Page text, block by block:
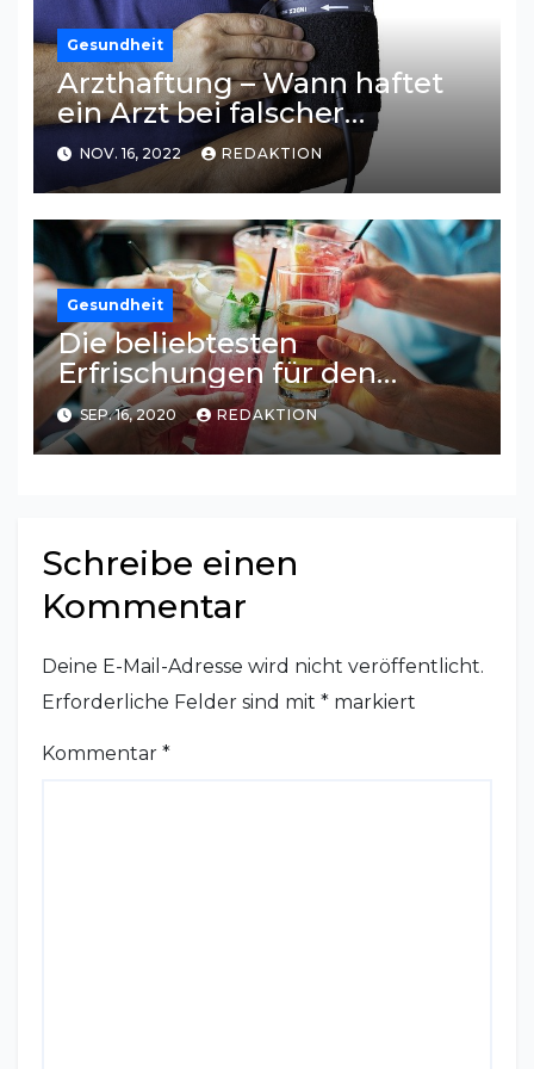
Gesundheit
Arzthaftung – Wann haftet
ein Arzt bei falscher
Diagnose?
NOV. 16, 2022 REDAKTION
Gesundheit
Die beliebtesten
Erfrischungen für den
Sommer
SEP. 16, 2020 REDAKTION
Schreibe einen
Kommentar
Deine E-Mail-Adresse wird nicht veröffentlicht.
Erforderliche Felder sind mit * markiert
Kommentar *